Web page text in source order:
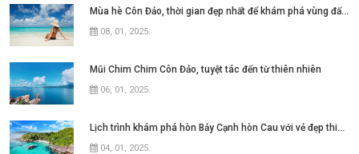
Mùa hè Côn Đảo, thời gian đẹp nhất để khám phá vùng đất này
08, 01, 2025.
Mũi Chim Chim Côn Đảo, tuyệt tác đến từ thiên nhiên
06, 01, 2025.
Lịch trình khám phá hòn Bảy Cạnh hòn Cau với vẻ đẹp thiên nhiên hoang sơ
04, 01, 2025.